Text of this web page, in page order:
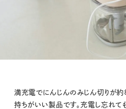
満充電でにんじんのみじん切りが約
持ちがいい製品です。充電し忘れ